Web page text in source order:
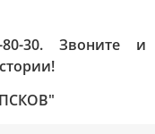
30. Звоните и